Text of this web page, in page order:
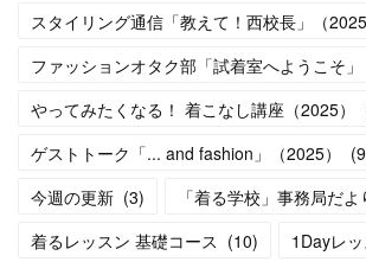
スタイリング通信「教えて！西校長」（2025
ファッションオタク部「試着室へようこそ」
やってみたくなる！ 着こなし講座（2025）
ゲストトーク「... and fashion」（2025）
(9
今週の更新 (3) 「着る学校」事務局だよ
着るレッスン 基礎コース (10) 1Dayレ